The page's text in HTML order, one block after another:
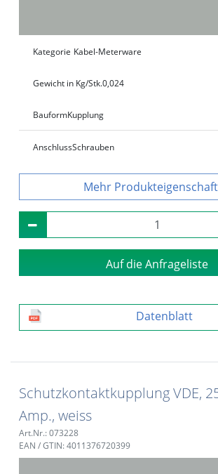
Kategorie Kabel-Meterware
Gewicht in Kg/Stk.0,024
BauformKupplung
AnschlussSchrauben
Auf die Anfrageliste
Datenblatt
Schutzkontaktkupplung VDE,
Amp., weiss
Art.Nr.: 073228
EAN / GTIN: 4011376720399